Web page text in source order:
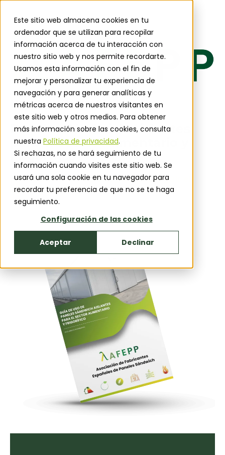
Este sitio web almacena cookies en tu
ordenador que se utilizan para recopilar
información acerca de tu interacción con
nuestro sitio web y nos permite recordarte.
Usamos esta información con el fin de
mejorar y personalizar tu experiencia de
navegación y para generar analíticas y
métricas acerca de nuestros visitantes en
este sitio web y otros medios. Para obtener
más información sobre las cookies, consulta
nuestra Política de privacidad.
Si rechazas, no se hará seguimiento de tu
información cuando visites este sitio web. Se
usará una sola cookie en tu navegador para
recordar tu preferencia de que no se te haga
seguimiento.
Configuración de las cookies
Aceptar Declinar
DOCUMENTO TÉCNICO
Paneles Sándwich Aislantes
para el sector Alimentario y
Frigorífico
¡Completa el formulario para conseguir el
documento técnico!